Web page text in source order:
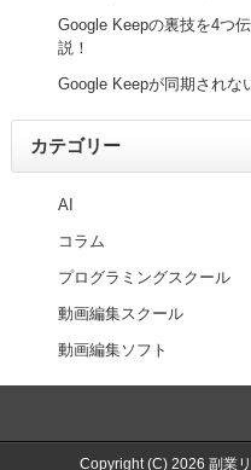
Google Keepの裏技を4つ
説！
Google Keepが同期されな
カテゴリー
AI
コラム
プログラミングスクール
動画編集スクール
動画編集ソフト
Copyright (C) 2026 副業